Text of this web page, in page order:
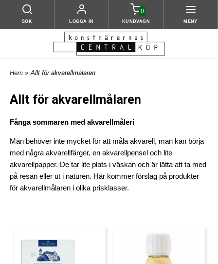
SÖK LOGGA IN
0
KUNDVAGN MENY
Hem » Allt för akvarellmålaren
Allt för akvarellmålaren
Fånga sommaren med akvarellmåleri
Man behöver inte mycket för att måla akvarell, man kan börja
med några akvarellfärger, en akvarellpensel och lite
akvarellpapper. De tar lite plats i väskan och är lätta att ta med
på resan eller ut i naturen. Här kommer förslag på produkter
för akvarellmålaren i olika prisklasser.